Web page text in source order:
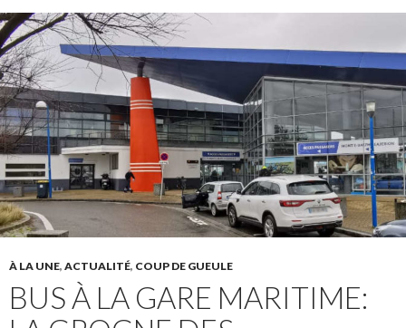
À LA UNE, ACTUALITÉ, COUP DE GUEULE
BUS À LA GARE MARITIME: